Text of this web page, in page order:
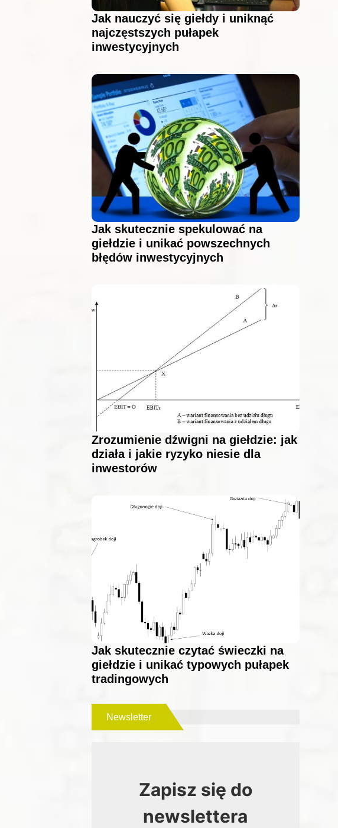
Jak nauczyć się giełdy i uniknąć
najczęstszych pułapek
inwestycyjnych
Jak skutecznie spekulować na
giełdzie i unikać powszechnych
błędów inwestycyjnych
Zrozumienie dźwigni na giełdzie: jak
działa i jakie ryzyko niesie dla
inwestorów
Jak skutecznie czytać świeczki na
giełdzie i unikać typowych pułapek
tradingowych
Newsletter
Zapisz się do
newslettera